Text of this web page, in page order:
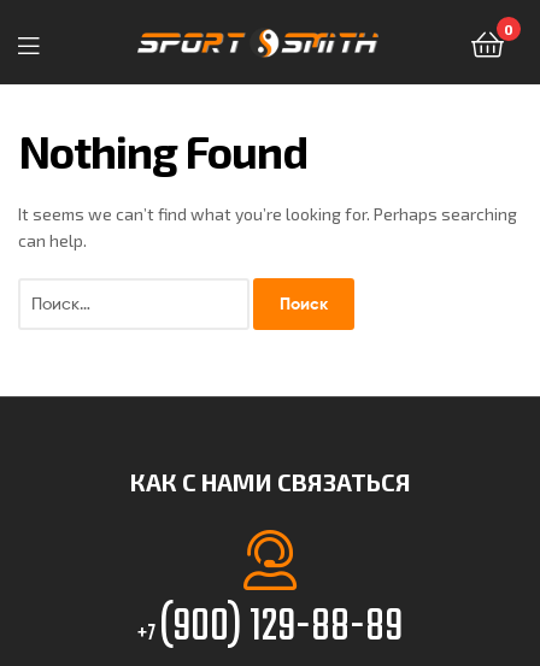
Sport-
Smith
—
спортивных
0
Nothing Found
It seems we can’t find what you’re looking for. Perhaps searching
can help.
КАК С НАМИ СВЯЗАТЬСЯ
+7(900) 129-88-89